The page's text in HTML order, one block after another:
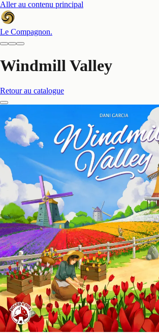
Aller au contenu principal
Le Compagnon.
Windmill Valley
Retour au catalogue